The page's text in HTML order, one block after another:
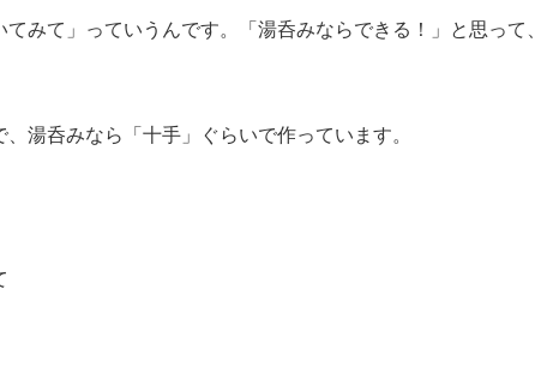
みて」っていうんです。「湯呑みならできる！」と思って、
湯呑みなら「十手」ぐらいで作っています。